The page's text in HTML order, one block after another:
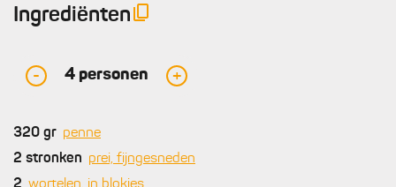
Ingrediënten
- 4 personen +
320 gr penne
2 stronken prei, fijngesneden